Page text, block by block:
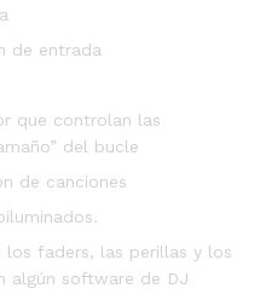
de entrada
que controlan las
del bucle
de canciones
faders, las perillas y los
algún software de DJ